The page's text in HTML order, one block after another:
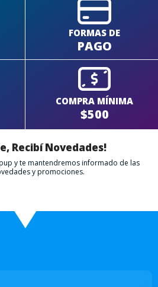
FORMAS DE
PAGO
COMPRA MÍNIMA
$500
Recibí Novedades!
y te mantendremos informado de las
y promociones.